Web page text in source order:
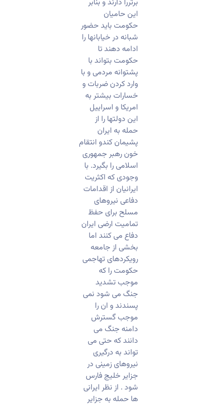
برتررا دارند و بنابر
این حامیان
حکومت باید حضور
شبانه در خیابانها را
ادامه دهند تا
حکومت بتواند با
پشتوانه مردمی و با
وارد کردن ضربات و
خسارات بیشتر به
امریکا و اسراییل
این دولتها را از
حمله به ایران
پشیمان کندو انتقام
خون رهبر جمهوری
اسلامی را بگیرد. با
وجودی که اکثریت
ایرانیان از اقدامات
دفاعی نیروهای
مسلح برای حفظ
تمامیت ارضی ایران
دفاع می کنند اما
بخشی از جامعه
رویکردهای تهاجمی
حکومت را که
موجب تشدید
جنگ می شود نمی
پسندند و ان را
موجب گسترش
دامنه جنگ می
دانند که حتی می
تواند به درگیری
نیروهای زمینی در
جزایر خلیج فارس
شود . از نظر ایرانی
ها حمله به جزایر